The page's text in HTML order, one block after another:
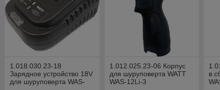
1.018.030.23-18
Зарядное устройство 18V
для шуруповерта WAS-
1.012.025.23-06 Корпус
для шуруповерта WATT
WAS-12Li-3
в